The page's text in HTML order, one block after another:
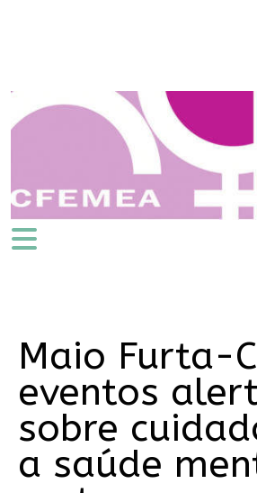
Maio Furta-
eventos
sobre
a saúde